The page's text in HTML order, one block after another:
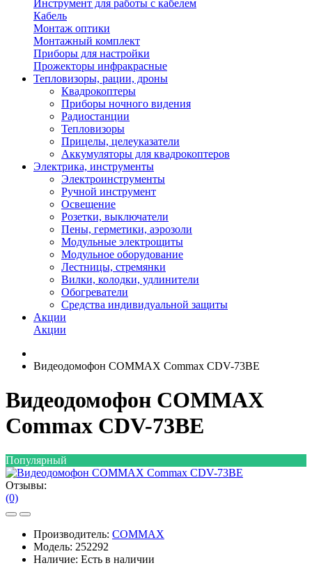
Инструмент для работы с кабелем
Кабель
Монтаж оптики
Монтажный комплект
Приборы для настройки
Прожекторы инфракрасные
Тепловизоры, рации, дроны
Квадрокоптеры
Приборы ночного видения
Радиостанции
Тепловизоры
Прицелы, целеуказатели
Аккумуляторы для квадрокоптеров
Электрика, инструменты
Электроинструменты
Ручной инструмент
Освещение
Розетки, выключатели
Пены, герметики, аэрозоли
Модульные электрощиты
Модульное оборудование
Лестницы, стремянки
Вилки, колодки, удлинители
Обогреватели
Средства индивидуальной защиты
Акции
Акции
Видеодомофон COMMAX Commax CDV-73BE
Видеодомофон COMMAX
Commax CDV-73BE
Популярный
Отзывы:
(0)
Производитель: COMMAX
Модель: 252292
Наличие: Есть в наличии